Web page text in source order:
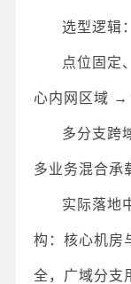
选型逻辑：
点位固定
心内网区域 →
多分支跨
多业务混合承
实际落地
构：核心机房
全，广域分支